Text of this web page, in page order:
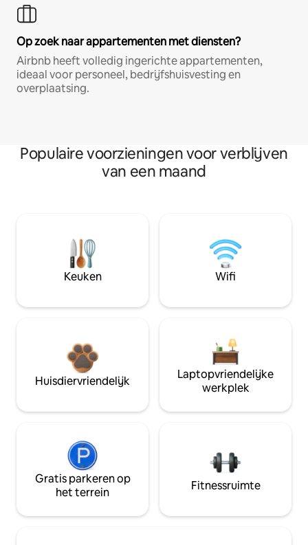
Op zoek naar appartementen met diensten?
Airbnb heeft volledig ingerichte appartementen,
ideaal voor personeel, bedrijfshuisvesting en
overplaatsing.
Populaire voorzieningen voor verblijven
van een maand
Keuken Wifi
Huisdiervriendelijk
Laptopvriendelijke
werkplek
Gratis parkeren op
het terrein
Fitnessruimte